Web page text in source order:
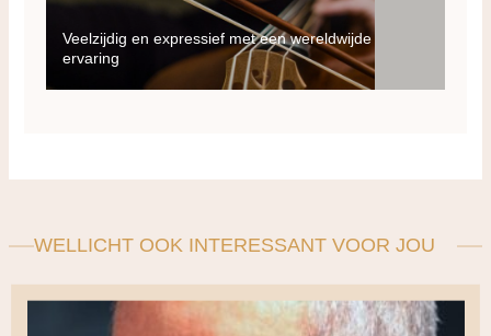
Veelzijdig en expressief met een wereldwijde
ervaring
WELLICHT OOK INTERESSANT VOOR JOU